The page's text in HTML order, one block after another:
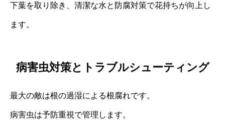
下葉を取り除き、清潔な水と防腐対策で花持ちが向上し
ます。
病害虫対策とトラブルシューティング
最大の敵は根の過湿による根腐れです。
病害虫は予防重視で管理します。